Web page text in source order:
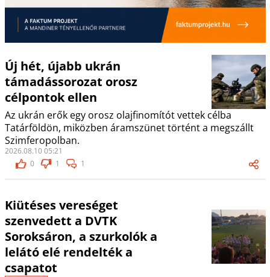
Új hét, újabb ukrán
támadássorozat orosz
célpontok ellen
Az ukrán erők egy orosz olajfinomítót vettek célba
Tatárföldön, miközben áramszünet történt a megszállt
Szimferopolban.
2026.08.10 05:21
0
1 1
Kiütéses vereséget
szenvedett a DVTK
Soroksáron, a szurkolók a
lelátó elé rendelték a
csapatot